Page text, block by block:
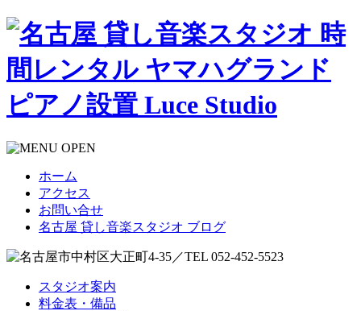
ホーム
アクセス
お問い合せ
名古屋 貸し音楽スタジオ ブログ
スタジオ案内
料金表・備品